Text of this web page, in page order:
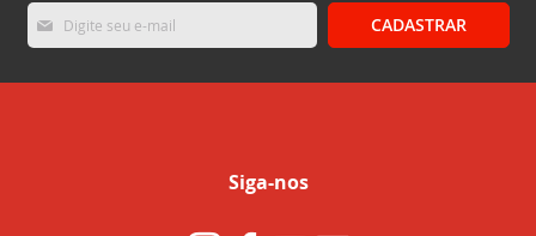
Inscreva-
se
nossa
CADASTRAR
Siga-nos